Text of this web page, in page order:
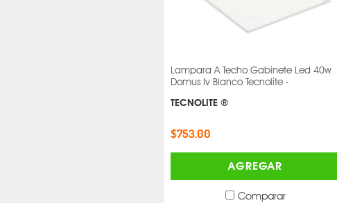
Lampara A Techo Gabinete Led 40w
Domus Iv Blanco Tecnolite -
TECNOLITE ®
$753.00
AGREGAR
Comparar